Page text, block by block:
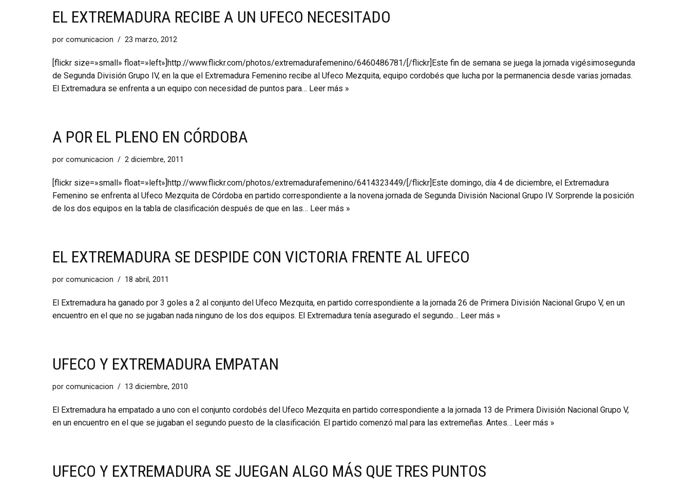
EL EXTREMADURA RECIBE A UN UFECO NECESITADO
por comunicacion 23 marzo, 2012
[flickr size=»small» float=»left»]http://www.flickr.com/photos/extremadurafemenino/6460486781/[/flickr]Este fin de semana se juega la jornada vigésimosegunda
de Segunda División Grupo IV, en la que el Extremadura Femenino recibe al Ufeco Mezquita, equipo cordobés que lucha por la permanencia desde varias jornadas.
El Extremadura se enfrenta a un equipo con necesidad de puntos para… Leer más »
A POR EL PLENO EN CÓRDOBA
por comunicacion 2 diciembre, 2011
[flickr size=»small» float=»left»]http://www.flickr.com/photos/extremadurafemenino/6414323449/[/flickr]Este domingo, día 4 de diciembre, el Extremadura
Femenino se enfrenta al Ufeco Mezquita de Córdoba en partido correspondiente a la novena jornada de Segunda División Nacional Grupo IV. Sorprende la posición
de los dos equipos en la tabla de clasificación después de que en las… Leer más »
EL EXTREMADURA SE DESPIDE CON VICTORIA FRENTE AL UFECO
por comunicacion 18 abril, 2011
El Extremadura ha ganado por 3 goles a 2 al conjunto del Ufeco Mezquita, en partido correspondiente a la jornada 26 de Primera División Nacional Grupo V, en un
encuentro en el que no se jugaban nada ninguno de los dos equipos. El Extremadura tenía asegurado el segundo… Leer más »
UFECO Y EXTREMADURA EMPATAN
por comunicacion 13 diciembre, 2010
El Extremadura ha empatado a uno con el conjunto cordobés del Ufeco Mezquita en partido correspondiente a la jornada 13 de Primera División Nacional Grupo V,
en un encuentro en el que se jugaban el segundo puesto de la clasificación. El partido comenzó mal para las extremeñas. Antes… Leer más »
UFECO Y EXTREMADURA SE JUEGAN ALGO MÁS QUE TRES PUNTOS